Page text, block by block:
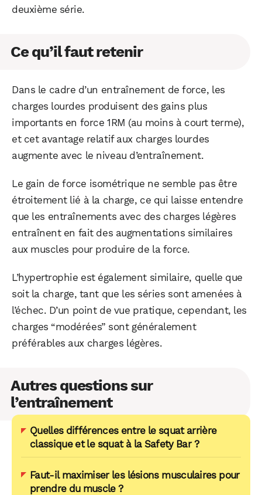
deuxième série.
Ce qu’il faut retenir
Dans le cadre d’un entraînement de force, les
charges lourdes produisent des gains plus
importants en force 1RM (au moins à court terme),
et cet avantage relatif aux charges lourdes
augmente avec le niveau d’entraînement.
Le gain de force isométrique ne semble pas être
étroitement lié à la charge, ce qui laisse entendre
que les entraînements avec des charges légères
entraînent en fait des augmentations similaires
aux muscles pour produire de la force.
L’hypertrophie est également similaire, quelle que
soit la charge, tant que les séries sont amenées à
l’échec. D’un point de vue pratique, cependant, les
charges “modérées” sont généralement
préférables aux charges légères.
Autres questions sur
l’entraînement
Quelles différences entre le squat arrière
classique et le squat à la Safety Bar ?
Faut-il maximiser les lésions musculaires pour
prendre du muscle ?